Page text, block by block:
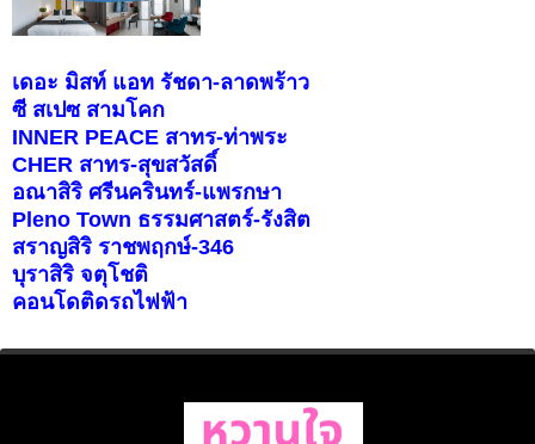
เดอะ มิสท์ แอท รัชดา-ลาดพร้าว
ซี สเปซ สามโคก
INNER PEACE สาทร-ท่าพระ
CHER สาทร-สุขสวัสดิ์
อณาสิริ ศรีนครินทร์-แพรกษา
Pleno Town ธรรมศาสตร์-รังสิต
สราญสิริ ราชพฤกษ์-346
บุราสิริ จตุโชติ
คอนโดติดรถไฟฟ้า